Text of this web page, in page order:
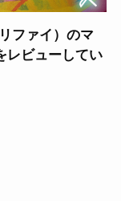
報
ファイ）のマ
レビューしてい